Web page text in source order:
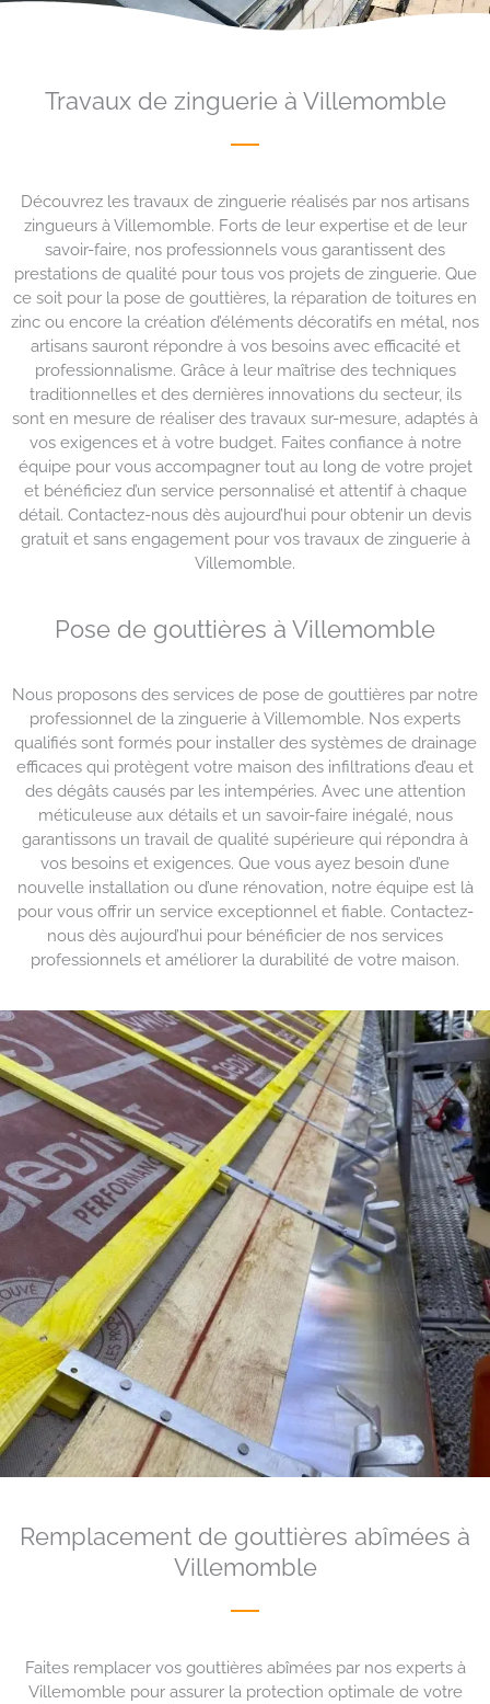
Travaux de zinguerie à Villemomble
Découvrez les travaux de zinguerie réalisés par nos artisans
zingueurs à Villemomble. Forts de leur expertise et de leur
savoir-faire, nos professionnels vous garantissent des
prestations de qualité pour tous vos projets de zinguerie. Que
ce soit pour la pose de gouttières, la réparation de toitures en
zinc ou encore la création d’éléments décoratifs en métal, nos
artisans sauront répondre à vos besoins avec efficacité et
professionnalisme. Grâce à leur maîtrise des techniques
traditionnelles et des dernières innovations du secteur, ils
sont en mesure de réaliser des travaux sur-mesure, adaptés à
vos exigences et à votre budget. Faites confiance à notre
équipe pour vous accompagner tout au long de votre projet
et bénéficiez d’un service personnalisé et attentif à chaque
détail. Contactez-nous dès aujourd’hui pour obtenir un devis
gratuit et sans engagement pour vos travaux de zinguerie à
Villemomble.
Pose de gouttières à Villemomble
Nous proposons des services de pose de gouttières par notre
professionnel de la zinguerie à Villemomble. Nos experts
qualifiés sont formés pour installer des systèmes de drainage
efficaces qui protègent votre maison des infiltrations d’eau et
des dégâts causés par les intempéries. Avec une attention
méticuleuse aux détails et un savoir-faire inégalé, nous
garantissons un travail de qualité supérieure qui répondra à
vos besoins et exigences. Que vous ayez besoin d’une
nouvelle installation ou d’une rénovation, notre équipe est là
pour vous offrir un service exceptionnel et fiable. Contactez-
nous dès aujourd’hui pour bénéficier de nos services
professionnels et améliorer la durabilité de votre maison.
Remplacement de gouttières abîmées à
Villemomble
Faites remplacer vos gouttières abîmées par nos experts à
Villemomble pour assurer la protection optimale de votre